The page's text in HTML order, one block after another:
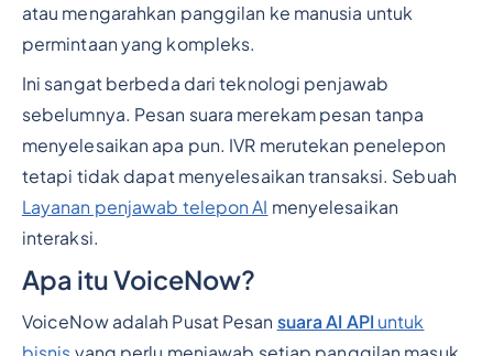
atau mengarahkan panggilan ke manusia untuk
permintaan yang kompleks.
Ini sangat berbeda dari teknologi penjawab
sebelumnya. Pesan suara merekam pesan tanpa
menyelesaikan apa pun. IVR merutekan penelepon
tetapi tidak dapat menyelesaikan transaksi. Sebuah
Layanan penjawab telepon AI menyelesaikan
interaksi.
Apa itu VoiceNow?
VoiceNow adalah Pusat Pesan suara AI API untuk